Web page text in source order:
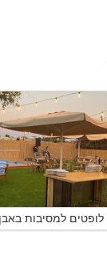
לופטים למסיבות